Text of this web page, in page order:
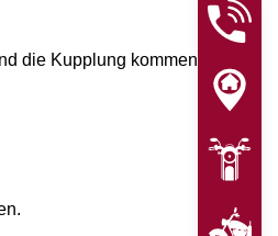
die Kupplung kommen